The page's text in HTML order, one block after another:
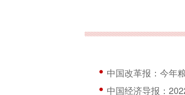
中国改革报：今年
中国经济导报：